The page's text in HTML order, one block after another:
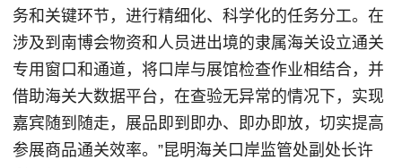
务和关键环节，进行精细化、科学化的任务分工。在
涉及到南博会物资和人员进出境的隶属海关设立通关
专用窗口和通道，将口岸与展馆检查作业相结合，并
借助海关大数据平台，在查验无异常的情况下，实现
嘉宾随到随走，展品即到即办、即办即放，切实提高
参展商品通关效率。”昆明海关口岸监管处副处长许